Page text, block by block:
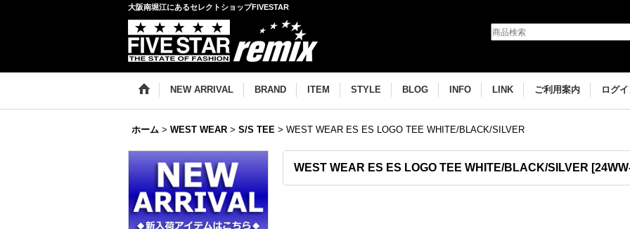
大阪南堀江にあるセレクトショップFIVESTAR
NEW ARRIVAL BRAND ITEM STYLE BLOG INFO LINK ご利用案内 ログ
ホーム > WEST WEAR > S/S TEE > WEST WEAR ES ES LOGO TEE WHITE/BLACK/SILVER
WEST WEAR ES ES LOGO TEE WHITE/BLACK/SILVER [